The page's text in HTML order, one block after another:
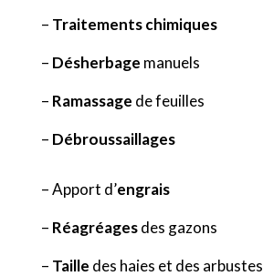
– Traitements chimiques
– Désherbage manuels
– Ramassage de feuilles
– Débroussaillages
– Apport d’engrais
– Réagréagesdes gazons
– Taille des haies et des arbustes